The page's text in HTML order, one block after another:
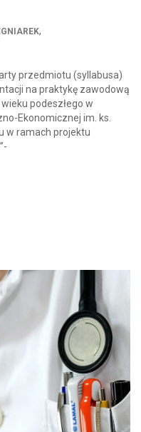
,
przedmiotu (syllabusa)
na praktykę zawodową
podeszłego w
Ekonomicznej im. ks.
w ramach projektu